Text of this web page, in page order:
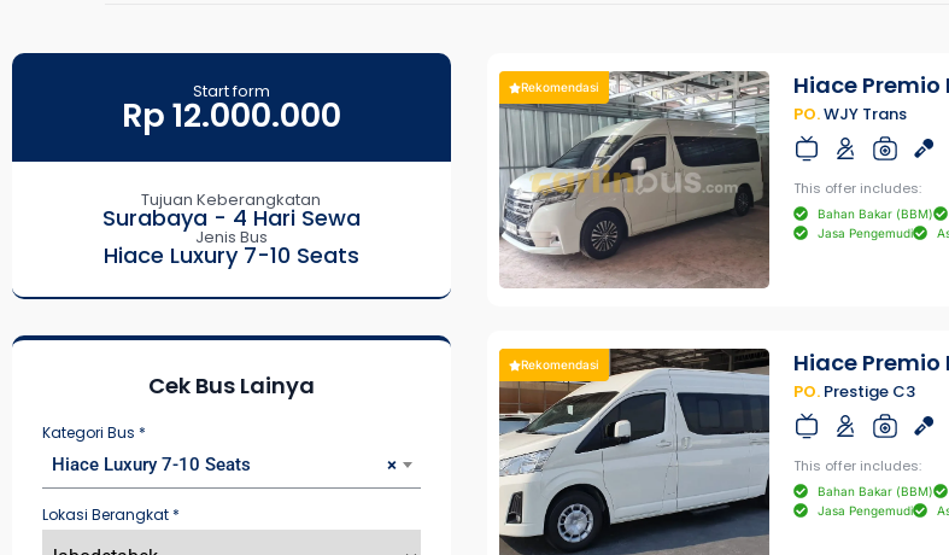
Start form
Rp 12.000.000
Tujuan Keberangkatan
Surabaya - 4 Hari Sewa
Jenis Bus
Hiace Luxury 7-10 Seats
Cek Bus Lainya
Kategori Bus *
×
Hiace Luxury 7-10 Seats
Lokasi Berangkat *
Rekomendasi Hiace Premio
PO.WJY Trans
This offer includes:
Bahan Bakar (BBM)
Jasa Pengemudi
Rekomendasi Hiace Premio
PO. Prestige C3
This offer includes:
Bahan Bakar (BBM)
Jasa Pengemudi